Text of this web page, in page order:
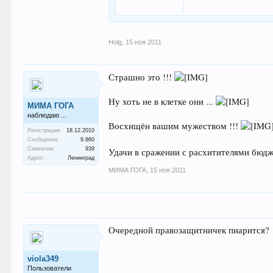
Holg 15 ноя 2011
МИМА ГОГА
наблюдаю ...
Регистрация:
18.12.2010
Сообщения:
9.860
Симпатии:
939
Адрес:
Ленинград
Страшно это !!!
Ну хоть не в клетке они ...
Восхищён вашим мужеством !!!
Удачи в сражении с расхитителями
МИМА ГОГА 15 ноя 2011
viola349
Пользователи
Очередной правозащитничек пиарится?